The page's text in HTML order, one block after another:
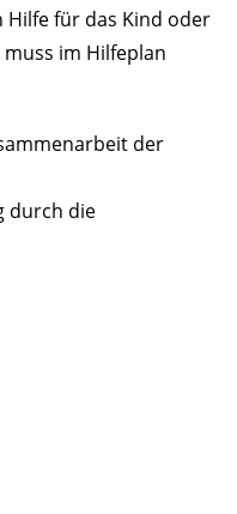
Hilfe für das Kind oder
muss im Hilfeplan
der
durch die